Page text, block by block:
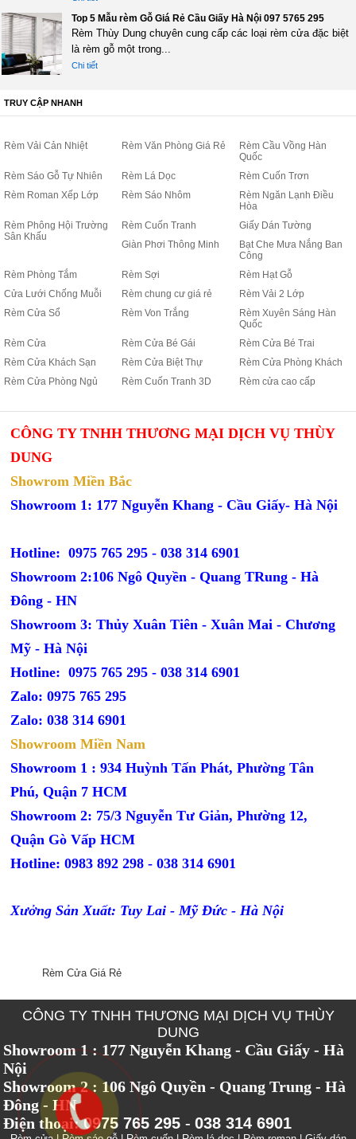
Top 5 Mẫu rèm Gỗ Giá Rẻ Cầu Giấy Hà Nội 097 5765 295
Rèm Thùy Dung chuyên cung cấp các loại rèm cửa đặc biệt
là rèm gỗ một trong...
Chi tiết
TRUY CẬP NHANH
Rèm Vải Cản Nhiệt Rèm Văn Phòng Giá Rẻ
Rèm Cầu Vồng Hàn
Quốc
Rèm Sáo Gỗ Tự Nhiên
Rèm Lá Dọc
Rèm Cuốn Trơn
Rèm Roman Xếp Lớp
Rèm Sáo Nhôm
Rèm Ngăn Lạnh Điều
Hòa
Rèm Phông Hội Trường
Sân Khấu
Rèm Cuốn Tranh
Giấy Dán Tường
Giàn Phơi Thông Minh
Bạt Che Mưa Nắng Ban
Công
Rèm Phòng Tắm
Rèm Sợi
Rèm Hạt Gỗ
Cửa Lưới Chống Muỗi
Rèm chung cư giá rẻ
Rèm Vải 2 Lớp
Rèm Cửa Sổ
Rèm Von Trắng
Rèm Xuyên Sáng Hàn
Quốc
Rèm Cửa
Rèm Cửa Bé Gái
Rèm Cửa Bé Trai
Rèm Cửa Khách Sạn
Rèm Cửa Biệt Thự
Rèm Cửa Phòng Khách
Rèm Cửa Phòng Ngủ
Rèm Cuốn Tranh 3D Rèm cửa cao cấp
CÔNG TY TNHH THƯƠNG MẠI DỊCH VỤ THÙY
DUNG
Showrom Miền Bắc
Showroom 1: 177 Nguyễn Khang - Cầu Giấy- Hà Nội
Hotline: 0975 765 295 -038 314 6901
Showroom 2:106 Ngô Quyền - Quang TRung - Hà
Đông - HN
Showroom 3: Thủy Xuân Tiên - Xuân Mai - Chương
Mỹ - Hà Nội
Hotline: 0975 765 295 -038 314 6901
Zalo: 0975 765 295
Zalo: 038 314 6901
Showroom Miền Nam
Showroom 1 : 934 Huỳnh Tấn Phát, Phường Tân
Phú, Quận 7 HCM
Showroom 2: 75/3 Nguyễn Tư Giản, Phường 12,
Quận Gò Vấp HCM
Hotline: 0983 892 298 - 038 314 6901
Xưởng Sản Xuất: Tuy Lai - Mỹ Đức - Hà Nội
Rèm Cửa Giá Rẻ
CÔNG TY TNHH THƯƠNG MẠI DỊCH VỤ THÙY
DUNG
Showroom 1 : 177 Nguyễn Khang - Cầu Giấy - Hà
Nội
Showroom 2 : 106 Ngô Quyền - Quang Trung - Hà
Đông - HN
Điện thoại:0975 765 295-038 314 6901